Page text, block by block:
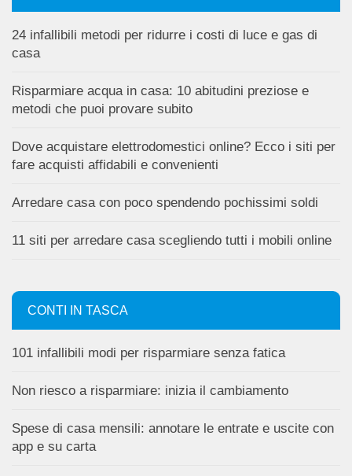
24 infallibili metodi per ridurre i costi di luce e gas di
casa
Risparmiare acqua in casa: 10 abitudini preziose e
metodi che puoi provare subito
Dove acquistare elettrodomestici online? Ecco i siti per
fare acquisti affidabili e convenienti
Arredare casa con poco spendendo pochissimi soldi
11 siti per arredare casa scegliendo tutti i mobili online
CONTI IN TASCA
101 infallibili modi per risparmiare senza fatica
Non riesco a risparmiare: inizia il cambiamento
Spese di casa mensili: annotare le entrate e uscite con
app e su carta